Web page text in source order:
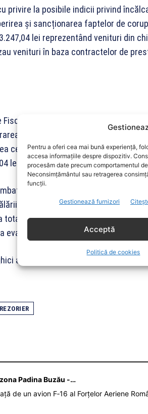
Pentru a oferi cea mai bună experiență,
accesa informațiile despre dispozitiv.
procesăm date precum comportamentul
Neconsimțământul sau retragerea
funcții.
Gestionează furnizori
Acceptă
Politică de cookies
privire la posibile indicii privind
și sancționarea faptelor de
lei reprezentând venituri din
venituri în baza contractelor de
– cu privire la posibile indicii
contractelor de închiriere aferente
cercetărilor de către Agenția
lei”
a Spălării Banilor – cu privire
banilor, în ceea ce privește
de 100.000 lei, de la bunicii
evaluată și de la soția acestuia,
a depus la dosarul de evaluare un
Padina Buzău -…
de un avion F‑16 al Forțelor Aeriene